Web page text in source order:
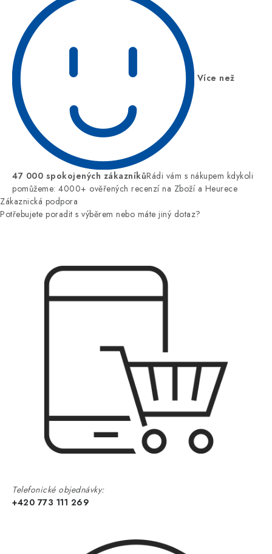
Více než
47 000 spokojených zákazníkůRádi vám s nákupem kdykoli
pomůžeme: 4000+ ověřených recenzí na Zboží a Heurece
Zákaznická podpora
Potřebujete poradit s výběrem nebo máte jiný dotaz?
Telefonické objednávky:
+420 773 111 269